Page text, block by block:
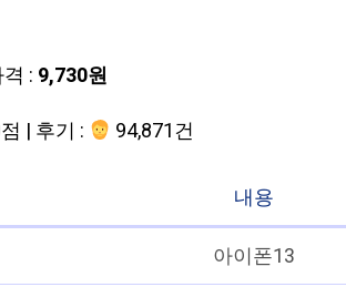
: 9,730원
| 후기 :
94,871건
내용
아이폰13